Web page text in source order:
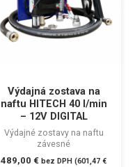
Výdajná zostava na
naftu HITECH 40 l/min
– 12V DIGITAL
Výdajné zostavy na naftu
závesné
489,00 € bez DPH (601,47 €